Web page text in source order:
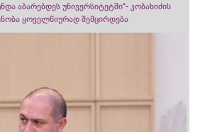
აბარებდეს უნივერსიტეტში“- კობახიძის
ყოველწიურად შემცირდება